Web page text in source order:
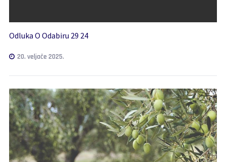
Odluka O Odabiru 29 24
20. veljače 2025.